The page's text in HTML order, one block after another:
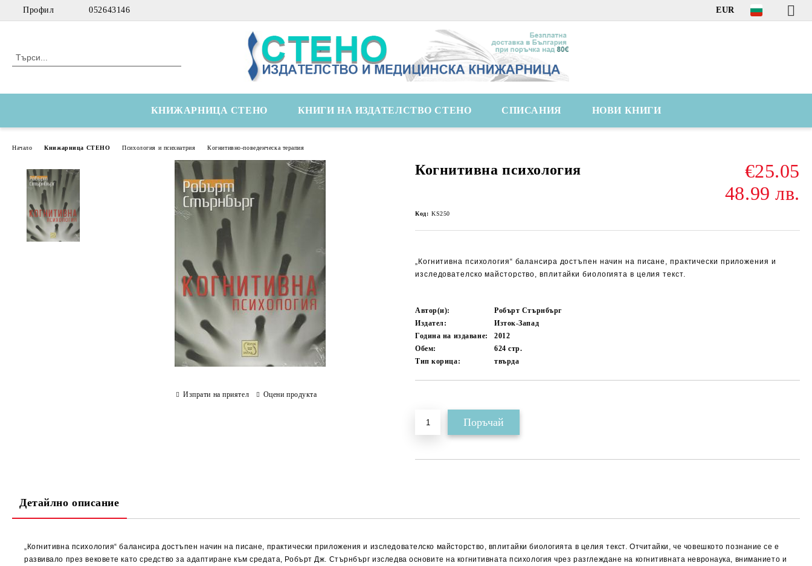
Профил 052643146 EUR
КНИЖАРНИЦА СТЕНО КНИГИ НА ИЗДАТЕЛСТВО СТЕНО СПИСАНИЯ НОВИ КНИГИ
Начало Книжарница СТЕНО Психология и психиатрия Когнитивно-поведенческа терапия
Когнитивна психология
€25.05
48.99 лв.
Код: KS250
„Когнитивна психология“ балансира достъпен начин на писане, практически приложения и
изследователско майсторство, вплитайки биологията в целия текст.
Автор(и):
Робърт Стърнбърг
Издател:
Изток-Запад
Година на издаване:
2012
Обем:
624стр.
Тип корица:
твърда
Изпрати на приятел Оцени продукта
Детайлно описание
„Когнитивна психология“ балансира достъпен начин на писане, практически приложения и изследователско майсторство, вплитайки биологията в целия текст. Отчитайки, че човешкото познание се е
развивало през вековете като средство за адаптиране към средата, Робърт Дж. Стърнбърг изследва основите на когнитивната психология чрез разглеждане на когнитивната невронаука, вниманието и